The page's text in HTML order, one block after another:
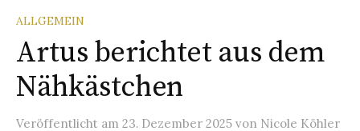
ALLGEMEIN
Artus berichtet aus dem
Nähkästchen
Veröffentlicht am 23. Dezember 2025 von Nicole Köhler